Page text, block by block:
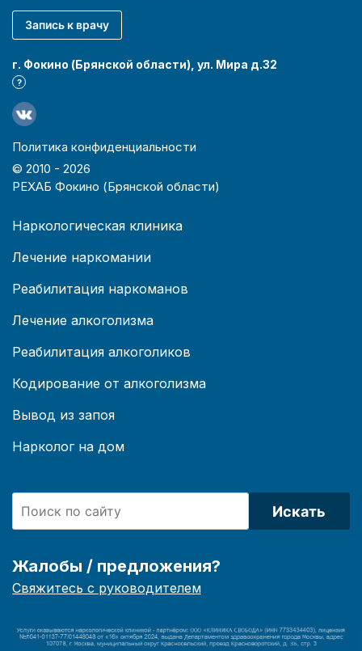
Запись к врачу
г. Фокино (Брянской области), ул. Мира д.32
?
Политика конфиденциальности
© 2010 - 2026
РЕХАБ Фокино (Брянской области)
Наркологическая клиника
Лечение наркомании
Реабилитация наркоманов
Лечение алкоголизма
Реабилитация алкоголиков
Кодирование от алкоголизма
Вывод из запоя
Нарколог на дом
Искать
Жалобы / предложения?
Свяжитесь с руководителем